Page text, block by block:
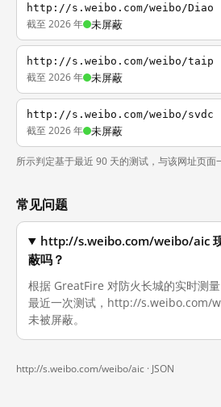
http://s.weibo.com/weibo/Diao
截至 2026 年 未屏蔽
http://s.weibo.com/weibo/taip
截至 2026 年 未屏蔽
http://s.weibo.com/weibo/svdc
截至 2026 年 未屏蔽
所示判定基于最近 90 天的测试，与该网址页面
常见问题
http://s.weibo.com/weibo/aic
蔽吗？
根据 GreatFire 对防火长城的实时测
最近一次测试，http://s.weibo.com/
未被屏蔽。
http://s.weibo.com/weibo/aic · JSON